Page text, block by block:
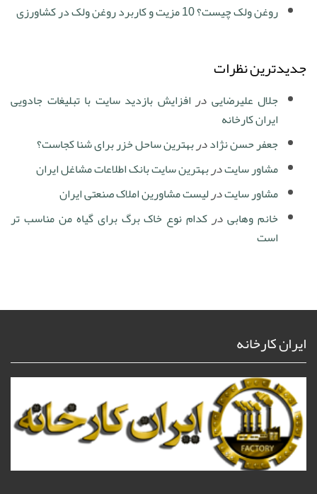
روغن ولک چیست؟ 10 مزیت و کاربرد روغن ولک در کشاورزی
جدیدترین نظرات
جلال علیرضایی درافزایش بازدید سایت با تبلیغات جادویی
ایران کارخانه
جعفر حسن نژاددربهترین ساحل خزر برای شنا کجاست؟
مشاور سایتدربهترین سایت بانک اطلاعات مشاغل ایران
مشاور سایتدرلیست مشاورین املاک صنعتی ایران
خانم وهابیدرکدام نوع خاک برگ برای گیاه من مناسب تر
است
ایران کارخانه